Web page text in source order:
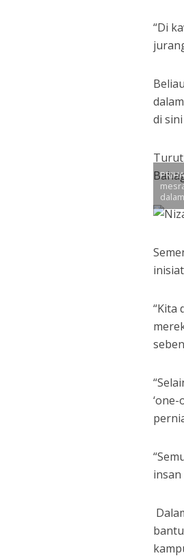
“Di
di
Turut
“Kita